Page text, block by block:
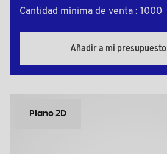
Cantidad mínima de venta : 1000
Añadir a mi presupuesto
Plano 2D